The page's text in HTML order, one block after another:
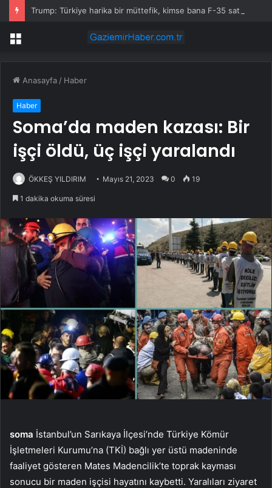
Menü
Anasayfa / Haber
Haber
Soma’da maden kazası: Bir
işçi öldü, üç işçi yaralandı
ÖKKEŞ YILDIRIM Mayıs 21, 2023 0 19
1 dakika okuma süresi
soma İstanbul’un Sarıkaya İlçesi’nde Türkiye Kömür
İşletmeleri Kurumu’na (TKİ) bağlı yer üstü madeninde
faaliyet gösteren Mates Madencilik’te toprak kayması
sonucu bir maden işçisi hayatını kaybetti. Yaralıları ziyaret